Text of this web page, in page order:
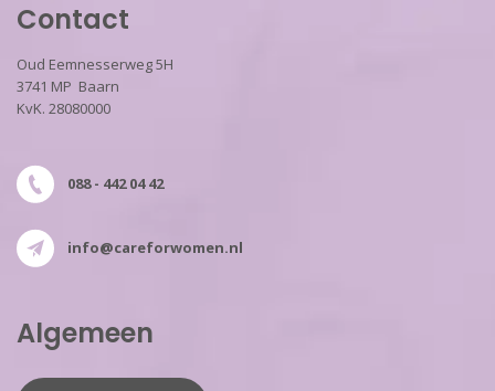
Contact
Oud Eemnesserweg 5H
3741 MP Baarn
KvK. 28080000
088 - 442 04 42
info@careforwomen.nl
Algemeen